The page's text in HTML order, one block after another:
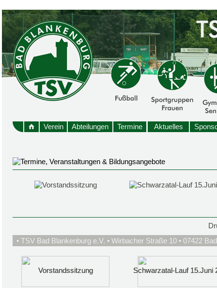
Verein Abteilungen Termine Aktuelles
Vorstandssitzung
Vorstandssitzung Schwarzatal-Lauf 15.Juni
Schwarzatal-Lauf 15.Juni
• TSV Bad Blankenburg e.V. • Wirbacher Straße 10 • 07422